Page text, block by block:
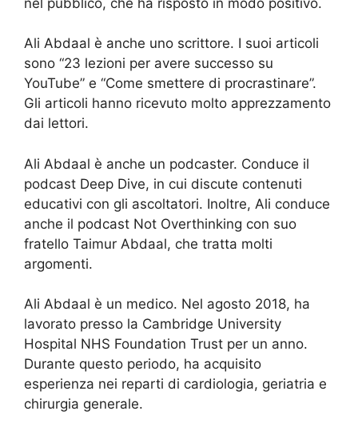
Ali Abdaal è anche uno scrittore. I suoi articoli
sono “23 lezioni per avere successo su
YouTube” e “Come smettere di procrastinare”.
Gli articoli hanno ricevuto molto apprezzamento
dai lettori.
Ali Abdaal è anche un podcaster. Conduce il
podcast Deep Dive, in cui discute contenuti
educativi con gli ascoltatori. Inoltre, Ali conduce
anche il podcast Not Overthinking con suo
fratello Taimur Abdaal, che tratta molti
argomenti.
Ali Abdaal è un medico. Nel agosto 2018, ha
lavorato presso la Cambridge University
Hospital NHS Foundation Trust per un anno.
Durante questo periodo, ha acquisito
esperienza nei reparti di cardiologia, geriatria e
chirurgia generale.